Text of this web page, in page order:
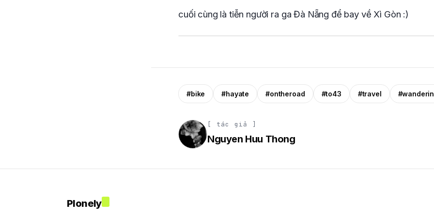
cuối cùng là tiễn người ra ga Đà Nẵng để bay về Xì Gòn :)
#bike #hayate #ontheroad #to43 #travel
[ tác giả ]
Nguyen Huu Thong
Plonely